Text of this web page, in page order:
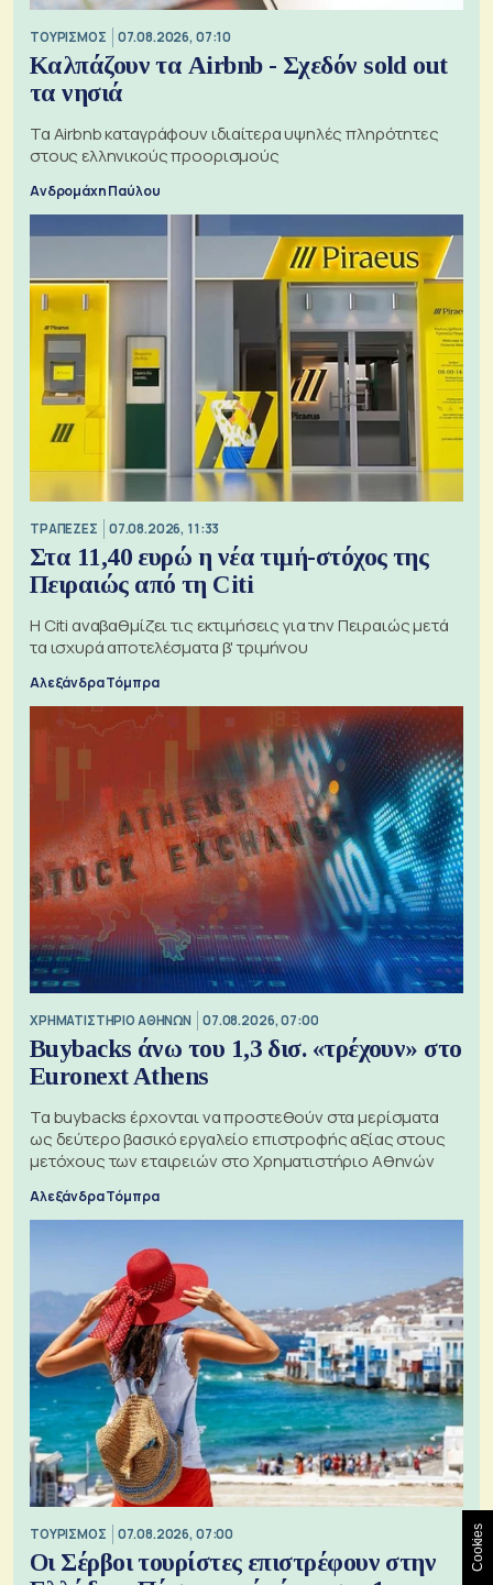
ΤΟΥΡΙΣΜΟΣ 07.08.2026, 07:10
Καλπάζουν τα Airbnb - Σχεδόν sold out
τα νησιά
Τα Airbnb καταγράφουν ιδιαίτερα υψηλές πληρότητες
στους ελληνικούς προορισμούς
Ανδρομάχη Παύλου
ΤΡΑΠΕΖΕΣ 07.08.2026, 11:33
Στα 11,40 ευρώ η νέα τιμή-στόχος της
Πειραιώς από τη Citi
Η Citi αναβαθμίζει τις εκτιμήσεις για την Πειραιώς μετά
τα ισχυρά αποτελέσματα β' τριμήνου
Αλεξάνδρα Τόμπρα
XΡΗΜΑΤΙΣΤΗΡΙΟ ΑΘΗΝΩΝ 07.08.2026, 07:00
Buybacks άνω του 1,3 δισ. «τρέχουν» στο
Euronext Athens
Τα buybacks έρχονται να προστεθούν στα μερίσματα
ως δεύτερο βασικό εργαλείο επιστροφής αξίας στους
μετόχους των εταιρειών στο Χρηματιστήριο Αθηνών
Αλεξάνδρα Τόμπρα
ΤΟΥΡΙΣΜΟΣ 07.08.2026, 07:00
Οι Σέρβοι τουρίστες επιστρέφουν στην
Cookies